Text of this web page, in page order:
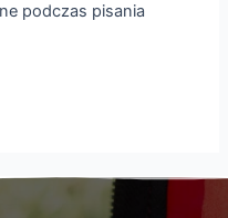
podczas pisania